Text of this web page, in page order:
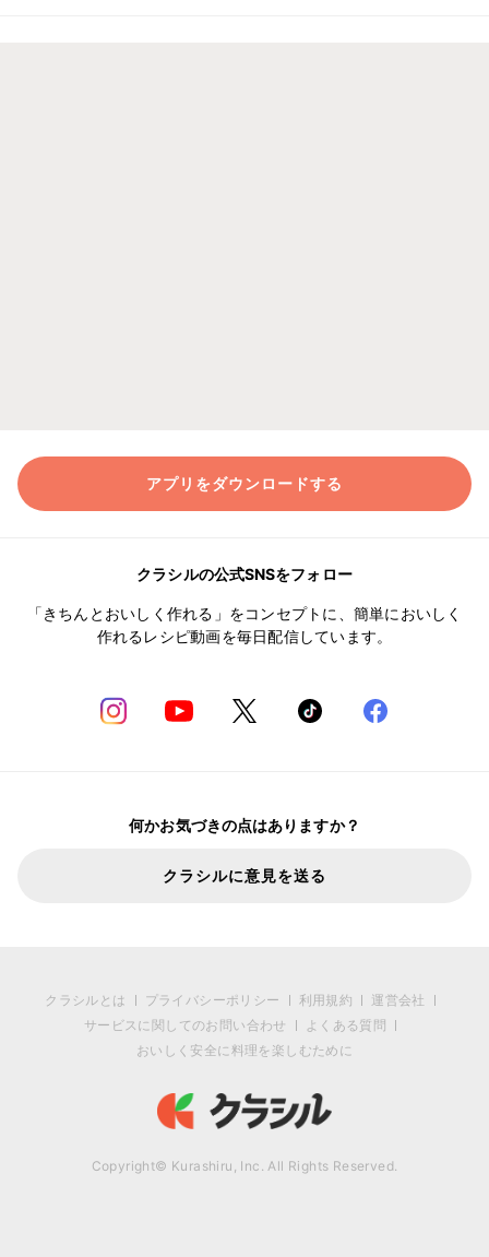
アプリをダウンロードする
クラシルの公式SNSをフォロー
「きちんとおいしく作れる」をコンセプトに、簡単においしく
作れるレシピ動画を毎日配信しています。
何かお気づきの点はありますか？
クラシルに意見を送る
クラシルとは プライバシーポリシー 利用規約
運営会社
サービスに関してのお問い合わせ
よくある質問
おいしく安全に料理を楽しむために
Copyright© Kurashiru, Inc. All Rights Reserved.